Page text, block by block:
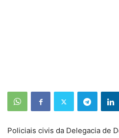
Policiais civis da Delegacia de